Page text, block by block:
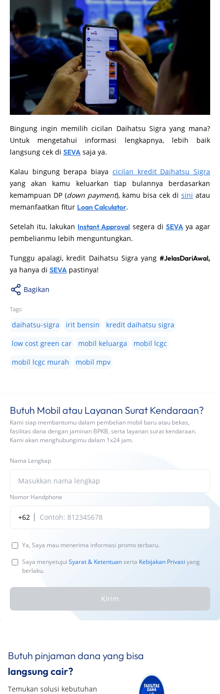
Bingung ingin memilih cicilan Daihatsu Sigra yang mana?
Untuk mengetahui informasi lengkapnya, lebih baik
langsung cek di SEVA saja ya.
Kalau bingung berapa biaya cicilan kredit Daihatsu Sigra
yang akan kamu keluarkan tiap bulannya berdasarkan
kemampuan DP (down payment), kamu bisa cek di sini atau
memanfaatkan fitur Loan Calculator.
Setelah itu, lakukan Instant Approval segera di SEVAya agar
pembelianmu lebih menguntungkan.
Tunggu apalagi, kredit Daihatsu Sigra yang #JelasDariAwal,
ya hanya di SEVA pastinya!
Bagikan
Tags:
daihatsu-sigra irit bensin
kredit daihatsu sigra
low cost green car
mobil keluarga
mobil lcgc
mobil lcgc murah
mobil mpv
Butuh Mobil atau Layanan Surat Kendaraan?
Kami siap membantumu dalam pembelian mobil baru atau bekas,
fasilitas dana dengan jaminan BPKB, serta layanan surat kendaraan.
Kami akan menghubungimu dalam 1x24 jam.
Nama Lengkap
Nomor Handphone
+62
Ya, Saya mau menerima informasi promo terbaru.
Saya menyetujui Syarat & Ketentuanserta Kebijakan Privasi yang
berlaku.
Kirim
Butuh pinjaman dana yang bisa
langsung cair?
Temukan solusi kebutuhan